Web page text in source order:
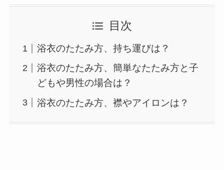
目次
浴衣のたたみ方、持ち運びは？
浴衣のたたみ方、簡単なたたみ方と子
どもや男性の場合は？
浴衣のたたみ方、襟やアイロンは？